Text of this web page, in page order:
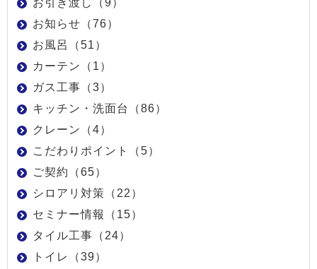
お知らせ（76）
お風呂（51）
カーテン（1）
ガス工事（3）
キッチン・洗面台（86）
クレーン（4）
こだわりポイント（5）
ご契約（65）
シロアリ対策（22）
セミナー情報（15）
タイル工事（24）
トイレ（39）